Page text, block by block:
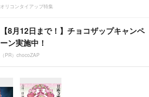
オリコンタイアップ特集
【8月12日まで！】チョコザップキャンペ
ーン実施中！
（PR）chocoZAP